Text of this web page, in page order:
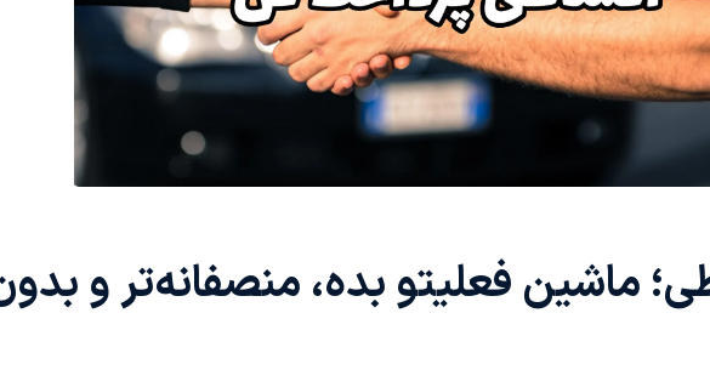
ماشین فعلیتو بده، منصفانه‌تر و